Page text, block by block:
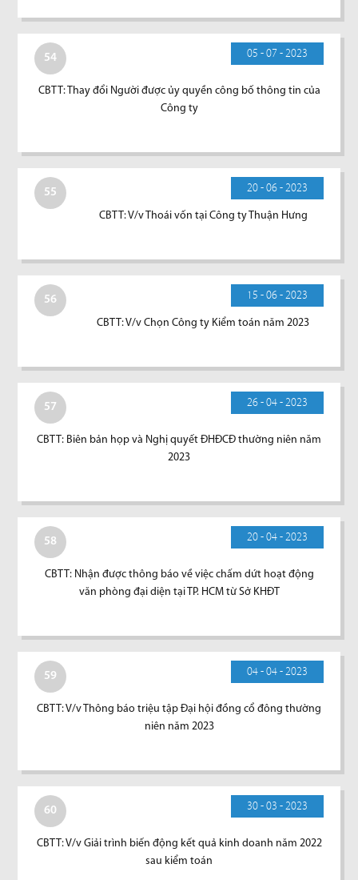
54 05 - 07 - 2023
CBTT: Thay đổi Người được ủy quyền công bố thông tin của
Công ty
55 20 - 06 - 2023
CBTT: V/v Thoái vốn tại Công ty Thuận Hưng
56 15 - 06 - 2023
CBTT: V/v Chọn Công ty Kiểm toán năm 2023
57 26 - 04 - 2023
CBTT: Biên bản họp và Nghị quyết ĐHĐCĐ thường niên năm
2023
58 20 - 04 - 2023
CBTT: Nhận được thông báo về việc chấm dứt hoạt động
văn phòng đại diện tại TP. HCM từ Sở KHĐT
59 04 - 04 - 2023
CBTT: V/v Thông báo triệu tập Đại hội đồng cổ đông thường
niên năm 2023
60 30 - 03 - 2023
CBTT: V/v Giải trình biến động kết quả kinh doanh năm 2022
sau kiểm toán